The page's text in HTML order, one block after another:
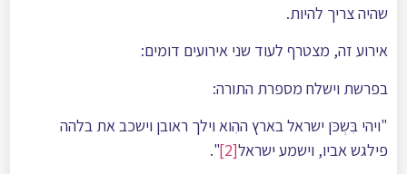
שהיה צריך להיות.
אירוע זה, מצטרף לעוד שני אירועים דומים:
בפרשת וישלח מספרת התורה:
"ויהי בִּשְכֺּן ישראל בארץ ההִוא וילך ראובן וישכב את בלהה
פילגש אביו, וישמע ישראל[2]
".